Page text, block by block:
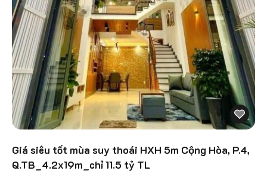
Giá siêu tốt mùa suy thoái HXH 5m Cộng Hòa, P.4,
Q.TB_4.2x19m_chỉ 11.5 tỷ TL